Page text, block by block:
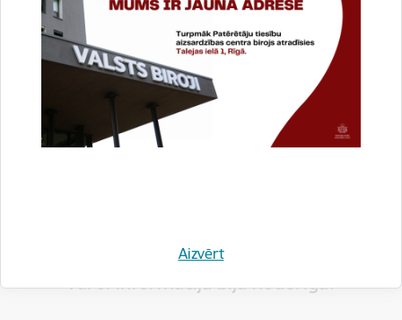
Aizvērt
Vai šī informācija bija noderīga?